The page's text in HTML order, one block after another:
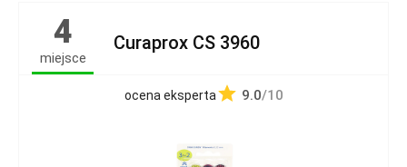
4
miejsce
Curaprox CS 3960
ocena eksperta 9.0/10